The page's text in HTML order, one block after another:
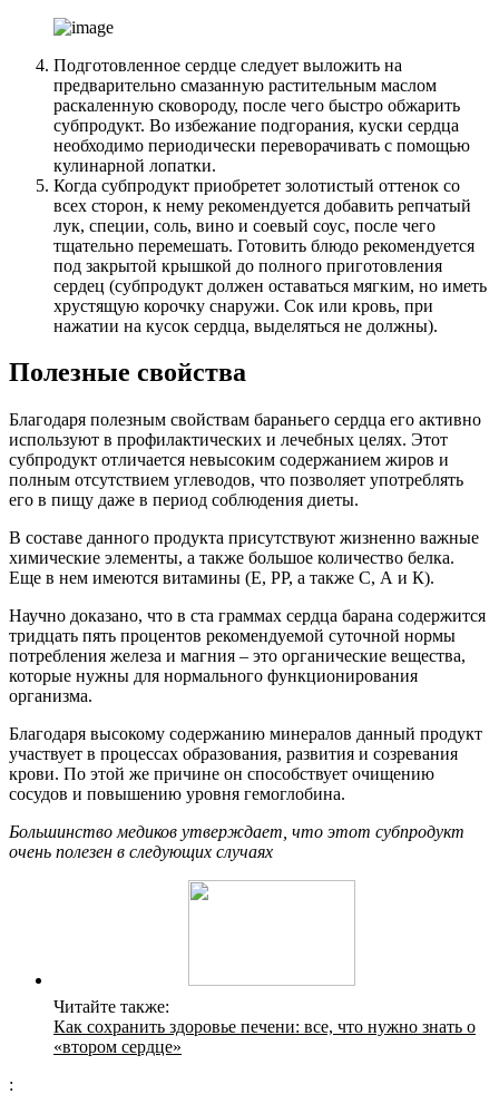
Подготовленное сердце следует выложить на
предварительно смазанную растительным маслом
раскаленную сковороду, после чего быстро обжарить
субпродукт. Во избежание подгорания, куски сердца
необходимо периодически переворачивать с помощью
кулинарной лопатки.
Когда субпродукт приобретет золотистый оттенок со
всех сторон, к нему рекомендуется добавить репчатый
лук, специи, соль, вино и соевый соус, после чего
тщательно перемешать. Готовить блюдо рекомендуется
под закрытой крышкой до полного приготовления
сердец (субпродукт должен оставаться мягким, но иметь
хрустящую корочку снаружи. Сок или кровь, при
нажатии на кусок сердца, выделяться не должны).
Полезные свойства
Благодаря полезным свойствам бараньего сердца его активно
используют в профилактических и лечебных целях. Этот
субпродукт отличается невысоким содержанием жиров и
полным отсутствием углеводов, что позволяет употреблять
его в пищу даже в период соблюдения диеты.
В составе данного продукта присутствуют жизненно важные
химические элементы, а также большое количество белка.
Еще в нем имеются витамины (Е, РР, а также С, А и К).
Научно доказано, что в ста граммах сердца барана содержится
тридцать пять процентов рекомендуемой суточной нормы
потребления железа и магния – это органические вещества,
которые нужны для нормального функционирования
организма.
Благодаря высокому содержанию минералов данный продукт
участвует в процессах образования, развития и созревания
крови. По этой же причине он способствует очищению
сосудов и повышению уровня гемоглобина.
Большинство медиков утверждает, что этот субпродукт
очень полезен в следующих случаях
Читайте также:
Как сохранить здоровье печени: все, что нужно знать о
«втором сердце»
: